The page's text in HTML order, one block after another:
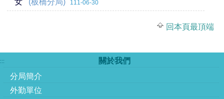
女
(板橋分局) 111-06-30
回本頁最頂端
:::
關於我們
分局簡介
外勤單位